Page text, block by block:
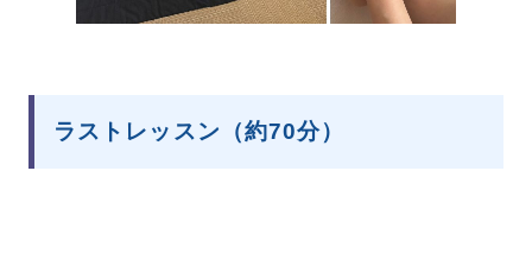
ラストレッスン（約70分）